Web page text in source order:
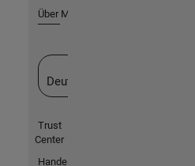
Über MathWorks
Deutschland
Trust
Center
Handelsmarken